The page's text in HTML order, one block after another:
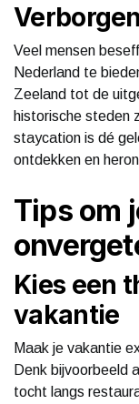
Veel mensen
Nederland te
Zeeland tot de
historische steden
staycation is dé
ontdekken en
Tips om
Kies een
vakantie
Maak je vakantie
Denk bijvoorbeeld
tocht langs